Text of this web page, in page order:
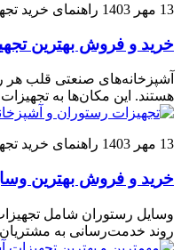
13 مهر 1403 راهنمای خرید
خرید و فروش بهترین
آشپزخانه‌های صنعتی قلب هر
هستند. این مکان‌ها به
13 مهر 1403 راهنمای خرید
خرید و فروش بهترین
وسایل رستوران شامل
روند خدمت‌رسانی به مشتریان